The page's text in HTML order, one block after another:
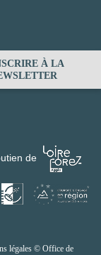
À LA
de
légales ©Office de